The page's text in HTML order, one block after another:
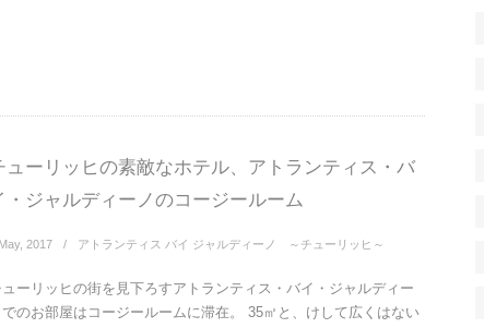
ューリッヒの素敵なホテル、アトランティス・バ
・ジャルディーノのコージールーム
, 2017 アトランティス バイ ジャルディーノ ～チューリッヒ～
ーリッヒの街を見下ろすアトランティス・バイ・ジャルディー
のお部屋はコージールームに滞在。 35㎡と、けして広くはない